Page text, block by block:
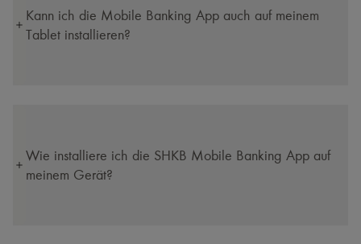
Kann ich die Mobile Banking App auch auf meinem
Tablet installieren?
Wie installiere ich die SHKB Mobile Banking App auf
meinem Gerät?